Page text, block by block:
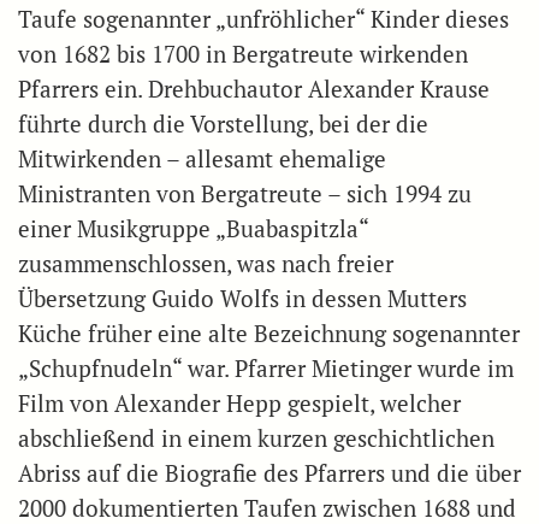
Taufe sogenannter „unfröhlicher“ Kinder dieses
von 1682 bis 1700 in Bergatreute wirkenden
Pfarrers ein. Drehbuchautor Alexander Krause
führte durch die Vorstellung, bei der die
Mitwirkenden – allesamt ehemalige
Ministranten von Bergatreute – sich 1994 zu
einer Musikgruppe „Buabaspitzla“
zusammenschlossen, was nach freier
Übersetzung Guido Wolfs in dessen Mutters
Küche früher eine alte Bezeichnung sogenannter
„Schupfnudeln“ war. Pfarrer Mietinger wurde im
Film von Alexander Hepp gespielt, welcher
abschließend in einem kurzen geschichtlichen
Abriss auf die Biografie des Pfarrers und die über
2000 dokumentierten Taufen zwischen 1688 und